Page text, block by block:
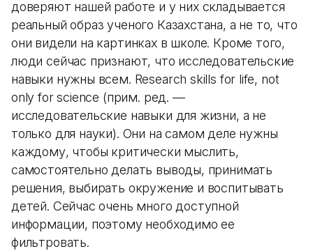
доверяют нашей работе и у них складывается
реальный образ ученого Казахстана, а не то, что
они видели на картинках в школе. Кроме того,
люди сейчас признают, что исследовательские
навыки нужны всем. Research skills for life, not
only for science (прим. ред. —
исследовательские навыки для жизни, а не
только для науки). Они на самом деле нужны
каждому, чтобы критически мыслить,
самостоятельно делать выводы, принимать
решения, выбирать окружение и воспитывать
детей. Сейчас очень много доступной
информации, поэтому необходимо ее
фильтровать.